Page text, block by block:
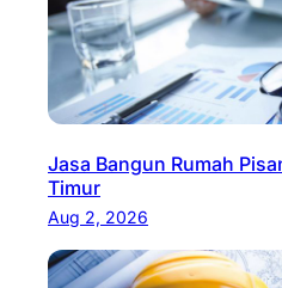
Jasa Bangun Rumah
Timur
Aug 2, 2026